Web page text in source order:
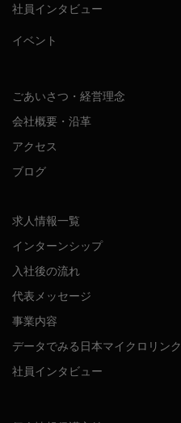
社員インタビュー
イベント
ごあいさつ・経営理念
会社概要・沿革
アクセス
ブログ
求人情報一覧
インターンシップ
入社後の流れ
代表メッセージ
事業内容
データでみる日本マイクロリンク
社員インタビュー